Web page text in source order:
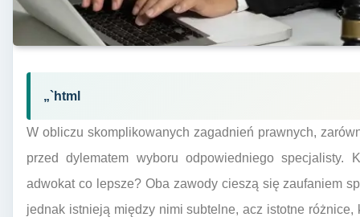
„`html
W obliczu skomplikowanych zagadnień prawnych,
przed dylematem wyboru odpowiedniego specjalisty.
adwokat co lepsze? Oba zawody cieszą się zaufaniem
jednak istnieją między nimi subtelne, acz istotne różnice,